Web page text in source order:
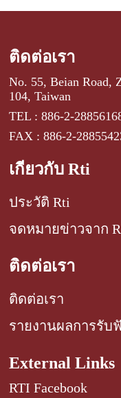
ติดต่อเรา
No. 55, Beian Road,
104, Taiwan
TEL : 886-2-
FAX : 886-2-
เกี่ยวกับ Rti
ประวัติ Rti
จดหมายข่าวจาก
ติดต่อเรา
ติดต่อเรา
รายงานผลการรับ
External Links
RTI Facebook